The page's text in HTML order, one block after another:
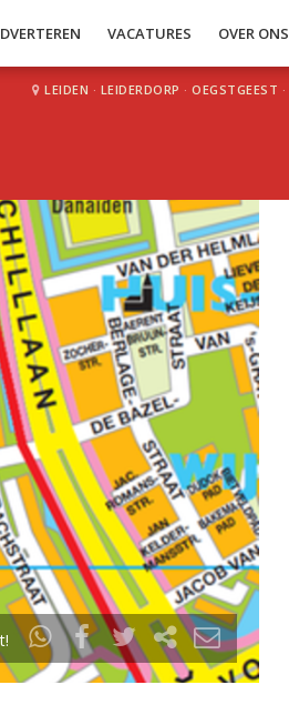
VACATURES OVER ONS
LEIDEN · LEIDERDORP · OEGSTGEEST ·